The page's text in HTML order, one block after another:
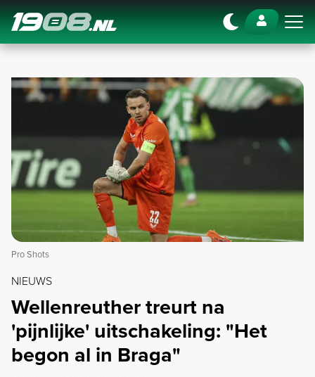
Navigation
Pro Shots
NIEUWS
Wellenreuther treurt na
'pijnlijke' uitschakeling: "Het
begon al in Braga"